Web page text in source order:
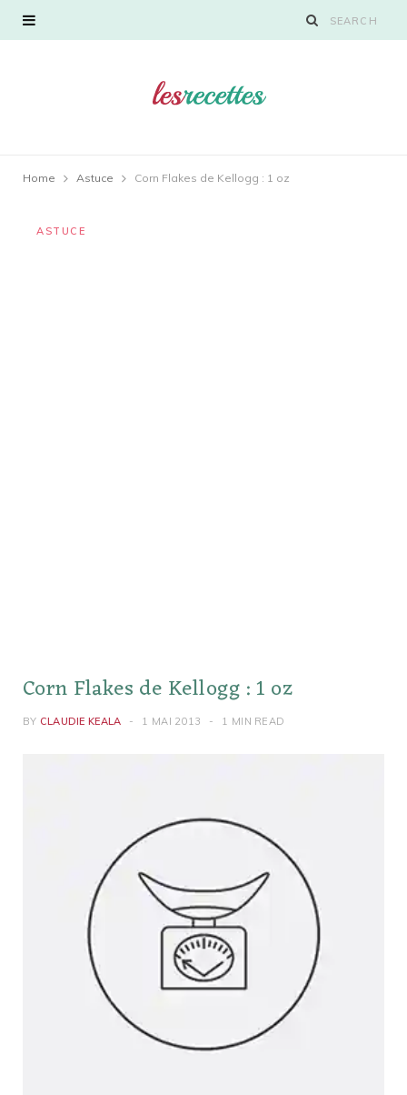
Home Astuce Corn Flakes de Kellogg : 1 oz
ASTUCE
Corn Flakes de Kellogg : 1 oz
BY CLAUDIE KEALA 1 MAI 2013 1 MIN READ